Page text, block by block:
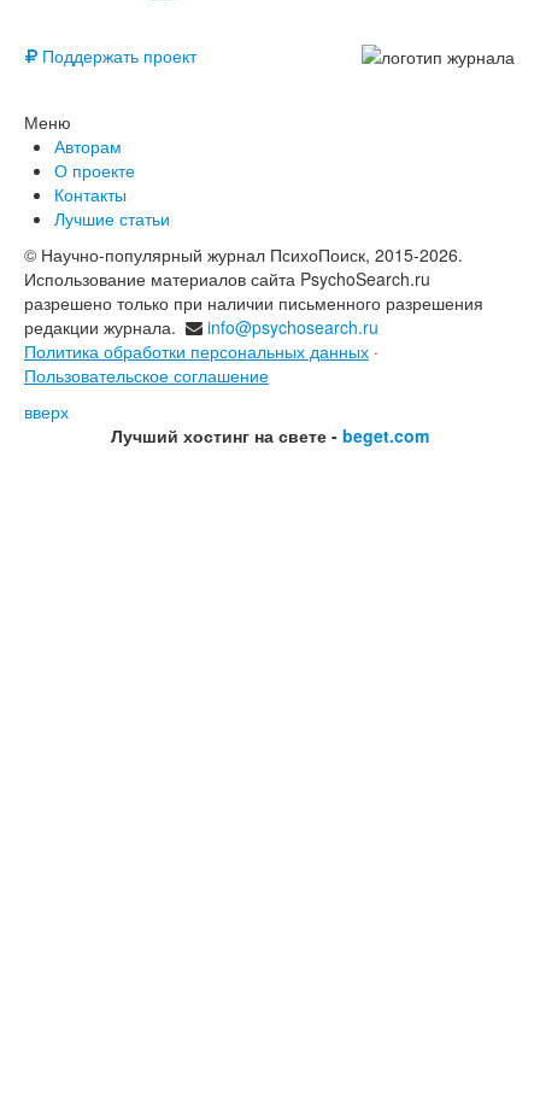
Поддержать проект
Меню
Авторам
О проекте
Контакты
Лучшие статьи
© Научно-популярный журнал ПсихоПоиск, 2015-2026.
Использование материалов сайта PsychoSearch.ru
разрешено только при наличии письменного разрешения
редакции журнала.
info@psychosearch.ru
Политика обработки персональных данных ·
Пользовательское соглашение
вверх
Лучший хостинг на свете - beget.com